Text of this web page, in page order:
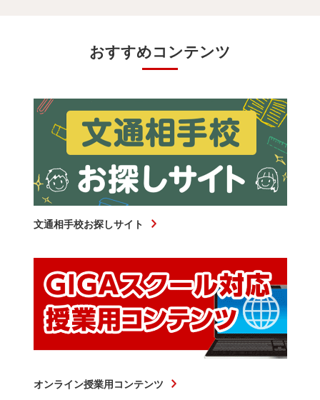
おすすめコンテンツ
文通相手校お探しサイト
オンライン授業用コンテンツ